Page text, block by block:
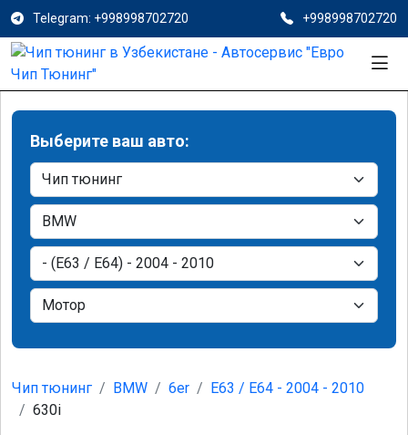
Telegram: +998998702720 +998998702720
Выберите ваш авто:
Чип тюнинг BMW 6er
E63 / E64 - 2004 - 2010
630i